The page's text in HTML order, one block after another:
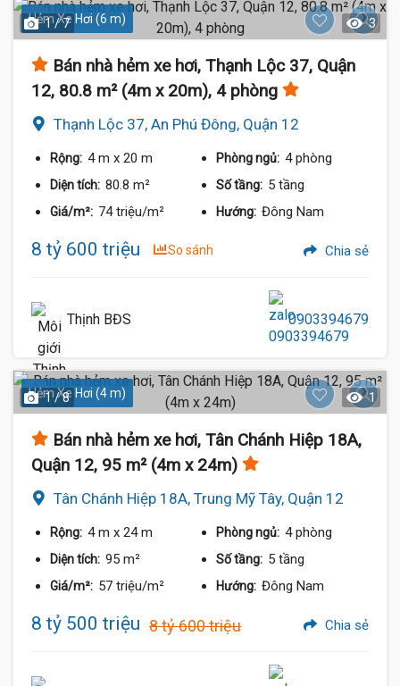
Hẻm Xe Hơi (6 m)
1 / 7 3
Bán nhà hẻm xe hơi, Thạnh Lộc 37, Quận
12, 80.8 m² (4m x 20m), 4 phòng
Thạnh Lộc 37, An Phú Đông, Quận 12
Rộng: 4 m x 20 m Phòng ngủ: 4 phòng
Diện tích: 80.8 m² Số tầng: 5 tầng
Giá/m²: 74 triệu/m² Hướng: Đông Nam
8 tỷ 600 triệu So sánh Chia sẻ
Thịnh BĐS 0903394679
Hẻm Xe Hơi (4 m)
1 / 8 1
Bán nhà hẻm xe hơi, Tân Chánh Hiệp 18A,
Quận 12, 95 m² (4m x 24m)
Tân Chánh Hiệp 18A, Trung Mỹ Tây, Quận 12
Rộng: 4 m x 24 m Phòng ngủ: 4 phòng
Diện tích: 95 m² Số tầng: 5 tầng
Giá/m²: 57 triệu/m² Hướng: Đông Nam
8 tỷ 500 triệu 8 tỷ 600 triệu Chia sẻ